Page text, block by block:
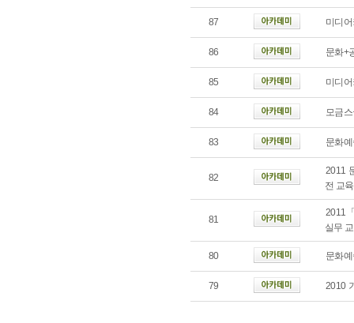
87 미디
86 문화+
85 미디
84 모금
83 문화
82
2011
전 교육
81
2011
실무
80 문화
79 2010